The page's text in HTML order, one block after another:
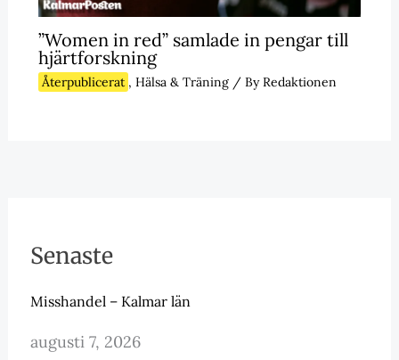
”Women in red” samlade in pengar till
hjärtforskning
Återpublicerat , Hälsa & Träning/ ByRedaktionen
Senaste
Misshandel – Kalmar län
augusti 7, 2026